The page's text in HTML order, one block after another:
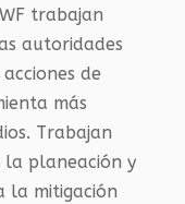
trabajan
autoridades
de
más
Trabajan
la planeación y
la mitigación